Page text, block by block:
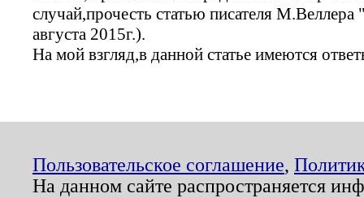
случай,прочесть статью писателя
августа 2015г.).
На мой взгляд,в данной статье имеются
Пользовательское соглашение,
На данном сайте распространяется